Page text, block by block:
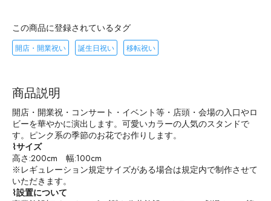
この商品に登録されているタグ
開店・開業祝い 誕生日祝い 移転祝い
商品説明
開店・開業祝・コンサート・イベント等・店頭・会場の入口やロ
ビーを華やかに演出します。可愛いカラーの人気のスタンドで
す。ピンク系の季節のお花でお作りします。
⌇サイズ
高さ:200cm 幅:100cm
※レギュレーション規定サイズがある場合は規定内で制作させて
いただきます。
⌇設置について